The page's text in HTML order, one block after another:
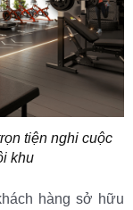
tiện nghi cuộc
khu
hàng sở hữu